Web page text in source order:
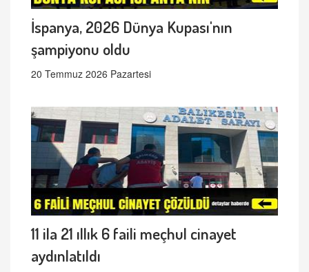
İspanya, 2026 Dünya Kupası'nın
şampiyonu oldu
20 Temmuz 2026 Pazartesi
11 ila 21 ıllık 6 faili meçhul cinayet
aydınlatıldı